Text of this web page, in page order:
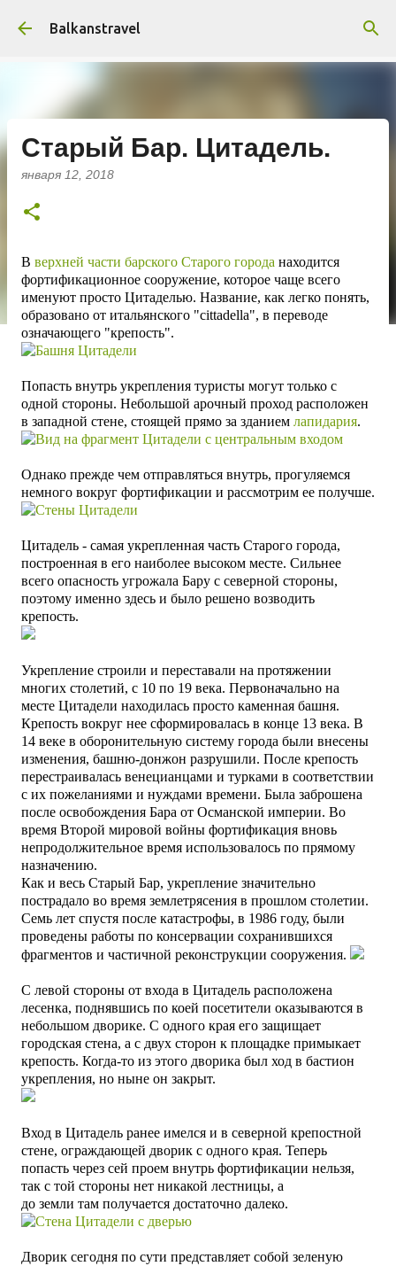
К основному контенту
Balkanstravel
Старый Бар. Цитадель.
января 12, 2018
В верхней части барского Старого города находится
фортификационное сооружение, которое чаще всего
именуют просто Цитаделью. Название, как легко понять,
образовано от итальянского "cittadella", в переводе
означающего "крепость".
Попасть внутрь укрепления туристы могут только с
одной стороны. Небольшой арочный проход расположен
в западной стене, стоящей прямо за зданием лапидария.
Однако прежде чем отправляться внутрь, прогуляемся
немного вокруг фортификации и рассмотрим ее получше.
Цитадель - самая укрепленная часть Старого города,
построенная в его наиболее высоком месте. Сильнее
всего опасность угрожала Бару с северной стороны,
поэтому именно здесь и было решено возводить
крепость.
Укрепление строили и переставали на протяжении
многих столетий, с 10 по 19 века. Первоначально на
месте Цитадели находилась просто каменная башня.
Крепость вокруг нее сформировалась в конце 13 века. В
14 веке в оборонительную систему города были внесены
изменения, башню-донжон разрушили. После крепость
перестраивалась венецианцами и турками в соответствии
с их пожеланиями и нуждами времени. Была заброшена
после освобождения Бара от Османской империи. Во
время Второй мировой войны фортификация вновь
непродолжительное время использовалось по прямому
назначению.
Как и весь Старый Бар, укрепление значительно
пострадало во время землетрясения в прошлом столетии.
Семь лет спустя после катастрофы, в 1986 году, были
проведены работы по консервации сохранившихся
фрагментов и частичной реконструкции сооружения.
С левой стороны от входа в Цитадель расположена
лесенка, поднявшись по коей посетители оказываются в
небольшом дворике. С одного края его защищает
городская стена, а с двух сторон к площадке примыкает
крепость. Когда-то из этого дворика был ход в бастион
укрепления, но ныне он закрыт.
Вход в Цитадель ранее имелся и в северной крепостной
стене, ограждающей дворик с одного края. Теперь
попасть через сей проем внутрь фортификации нельзя,
так с той стороны нет никакой лестницы, а
до земли там получается достаточно далеко.
Дворик сегодня по сути представляет собой зеленую